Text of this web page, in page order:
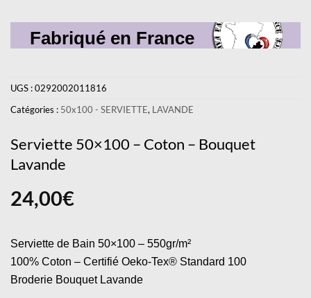
Fabriqué en France
UGS :0292002011816
Catégories : 50x100 - SERVIETTE, LAVANDE
Serviette 50×100 – Coton – Bouquet
Lavande
24,00€
Serviette de Bain 50×100 – 550gr/m²
100% Coton – Certifié Oeko-Tex® Standard 100
Broderie Bouquet Lavande